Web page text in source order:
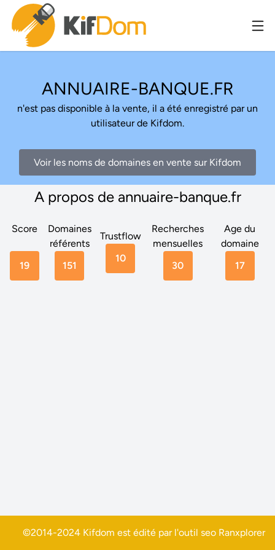
ANNUAIRE-BANQUE.FR
n'est pas disponible à la vente, il a été enregistré par un
utilisateur de Kifdom.
Voir les noms de domaines en vente sur Kifdom
A propos de annuaire-banque.fr
Score
19
Domaines
référents
151
Trustflow
10
Recherches
mensuelles
30
Age du
domaine
17
©2014-2024 Kifdom est édité par l'outil seo Ranxplorer